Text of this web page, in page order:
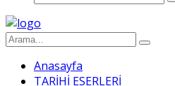
Anasayfa
TARİHİ ESERLERİ